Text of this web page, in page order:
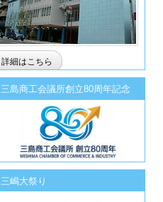
詳細はこちら
三島商工会議所創立80周年記念
三嶋大祭り